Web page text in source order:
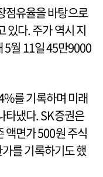
점유율을 바탕으로
있다. 주가 역시 지
5월 11일 45만9000
를 기록하며 미래
타냈다. SK증권은
액면가 500원 주식
를 기록하기도 했